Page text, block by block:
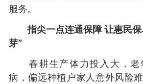
服务。
指尖一点连通保障 让惠民
芽”
春耕生产体力投入大，老
病，偏远种植户家人意外风险